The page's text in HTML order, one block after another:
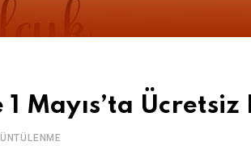
Mayıs’ta